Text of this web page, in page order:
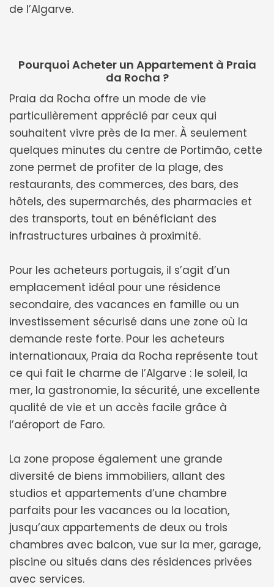
de l’Algarve.
Pourquoi Acheter un Appartement à Praia
da Rocha ?
Praia da Rocha offre un mode de vie
particulièrement apprécié par ceux qui
souhaitent vivre près de la mer. À seulement
quelques minutes du centre de Portimão, cette
zone permet de profiter de la plage, des
restaurants, des commerces, des bars, des
hôtels, des supermarchés, des pharmacies et
des transports, tout en bénéficiant des
infrastructures urbaines à proximité.
Pour les acheteurs portugais, il s’agit d’un
emplacement idéal pour une résidence
secondaire, des vacances en famille ou un
investissement sécurisé dans une zone où la
demande reste forte. Pour les acheteurs
internationaux, Praia da Rocha représente tout
ce qui fait le charme de l’Algarve : le soleil, la
mer, la gastronomie, la sécurité, une excellente
qualité de vie et un accès facile grâce à
l’aéroport de Faro.
La zone propose également une grande
diversité de biens immobiliers, allant des
studios et appartements d’une chambre
parfaits pour les vacances ou la location,
jusqu’aux appartements de deux ou trois
chambres avec balcon, vue sur la mer, garage,
piscine ou situés dans des résidences privées
avec services.